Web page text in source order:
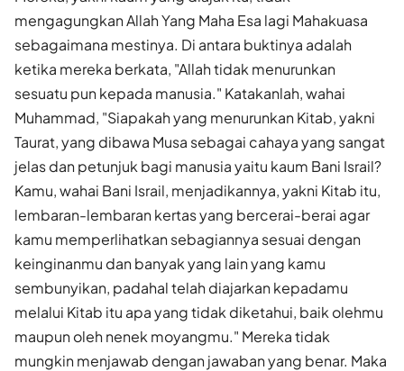
mengagungkan Allah Yang Maha Esa lagi Mahakuasa
sebagaimana mestinya. Di antara buktinya adalah
ketika mereka berkata, "Allah tidak menurunkan
sesuatu pun kepada manusia." Katakanlah, wahai
Muhammad, "Siapakah yang menurunkan Kitab, yakni
Taurat, yang dibawa Musa sebagai cahaya yang sangat
jelas dan petunjuk bagi manusia yaitu kaum Bani Israil?
Kamu, wahai Bani Israil, menjadikannya, yakni Kitab itu,
lembaran-lembaran kertas yang bercerai-berai agar
kamu memperlihatkan sebagiannya sesuai dengan
keinginanmu dan banyak yang lain yang kamu
sembunyikan, padahal telah diajarkan kepadamu
melalui Kitab itu apa yang tidak diketahui, baik olehmu
maupun oleh nenek moyangmu." Mereka tidak
mungkin menjawab dengan jawaban yang benar. Maka